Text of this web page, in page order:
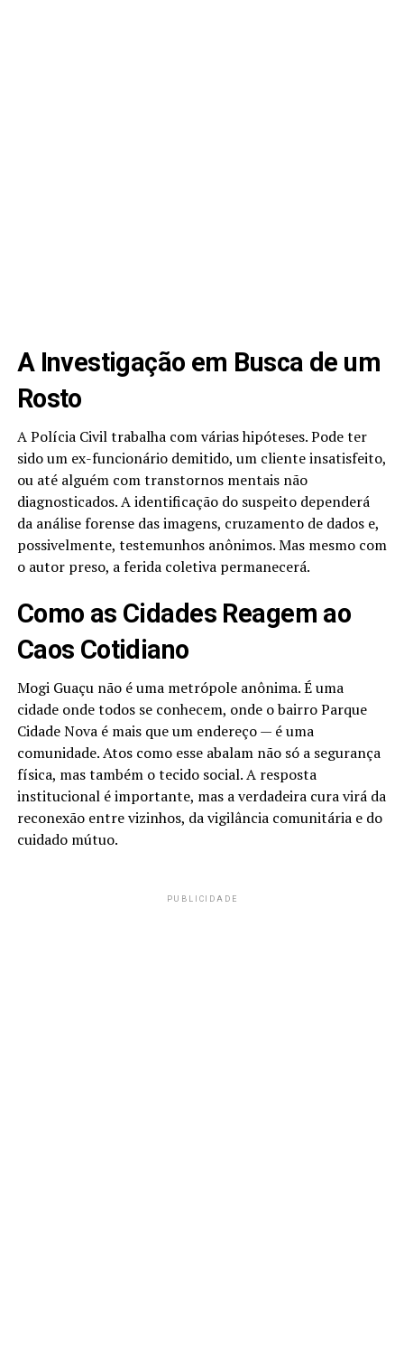
A Investigação em Busca de um
Rosto
A Polícia Civil trabalha com várias hipóteses. Pode ter
sido um ex-funcionário demitido, um cliente insatisfeito,
ou até alguém com transtornos mentais não
diagnosticados. A identificação do suspeito dependerá
da análise forense das imagens, cruzamento de dados e,
possivelmente, testemunhos anônimos. Mas mesmo com
o autor preso, a ferida coletiva permanecerá.
Como as Cidades Reagem ao
Caos Cotidiano
Mogi Guaçu não é uma metrópole anônima. É uma
cidade onde todos se conhecem, onde o bairro Parque
Cidade Nova é mais que um endereço — é uma
comunidade. Atos como esse abalam não só a segurança
física, mas também o tecido social. A resposta
institucional é importante, mas a verdadeira cura virá da
reconexão entre vizinhos, da vigilância comunitária e do
cuidado mútuo.
PUBLICIDADE